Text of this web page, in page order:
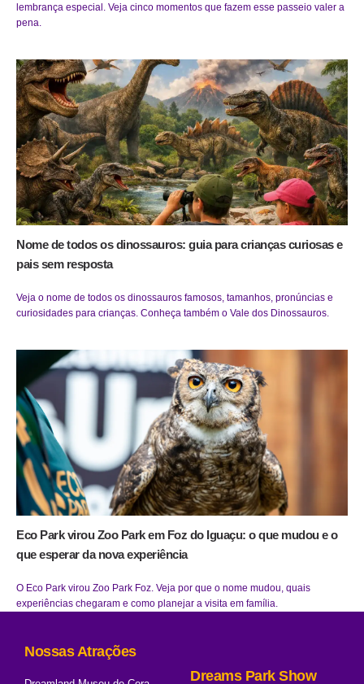
lembrança especial. Veja cinco momentos que fazem esse passeio valer a
pena.
Nome de todos os dinossauros: guia para crianças curiosas e
pais sem resposta
Veja o nome de todos os dinossauros famosos, tamanhos, pronúncias e
curiosidades para crianças. Conheça também o Vale dos Dinossauros.
Eco Park virou Zoo Park em Foz do Iguaçu: o que mudou e o
que esperar da nova experiência
O Eco Park virou Zoo Park Foz. Veja por que o nome mudou, quais
experiências chegaram e como planejar a visita em família.
Nossas Atrações
Dreams Park Show